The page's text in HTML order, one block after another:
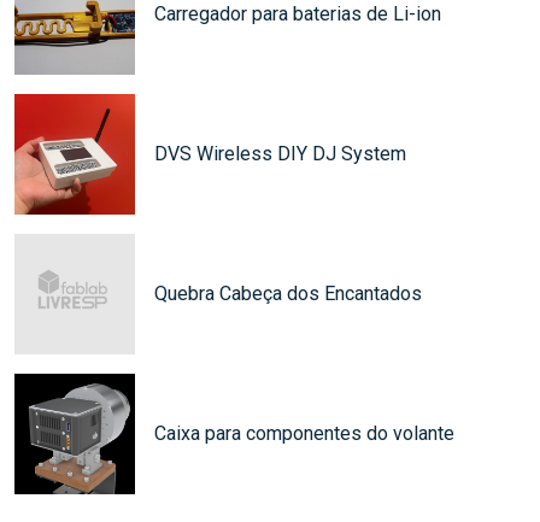
Carregador para baterias de Li-ion
DVS Wireless DIY DJ System
Quebra Cabeça dos Encantados
Caixa para componentes do volante